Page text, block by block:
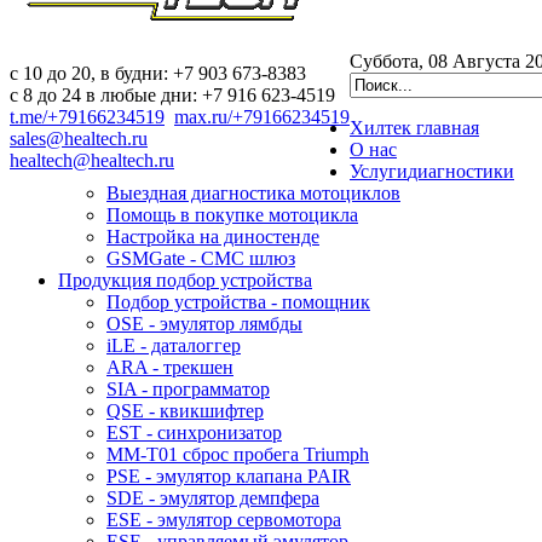
c 10 до 20, в будни: +7 903 673-8383
с 8 до 24 в любые дни: +7 916 623-4519
t.me/+79166234519 max.ru/+79166234519
sales@healtech.ru
healtech@healtech.ru
Суббота, 08 Августа
Хилтек главная
О нас
Услугидиагностики
Выездная диагностика мотоциклов
Помощь в покупке мотоцикла
Настройка на диностенде
GSMGate - СМС шлюз
Продукция подбор устройства
Подбор устройства - помощник
OSE - эмулятор лямбды
iLE - даталоггер
ARA - трекшен
SIA - программатор
QSE - квикшифтер
EST - синхронизатор
MM-T01 сброс пробега Triumph
PSE - эмулятор клапана PAIR
SDE - эмулятор демпфера
ESE - эмулятор сервомотора